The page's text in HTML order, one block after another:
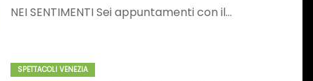
NEI SENTIMENTI Sei appuntamenti con il…
SPETTACOLI VENEZIA
Commento